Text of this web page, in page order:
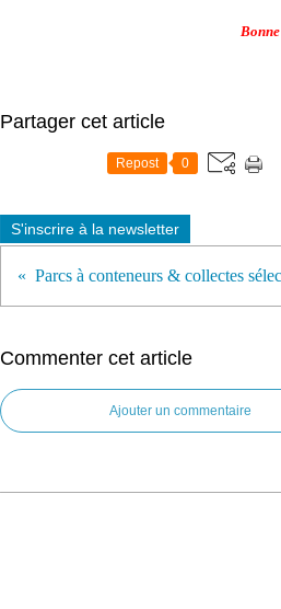
Partager cet article
Repost 0
S'inscrire à la newsletter
Parcs à conteneurs & collectes
Commenter cet article
Ajouter un commentaire